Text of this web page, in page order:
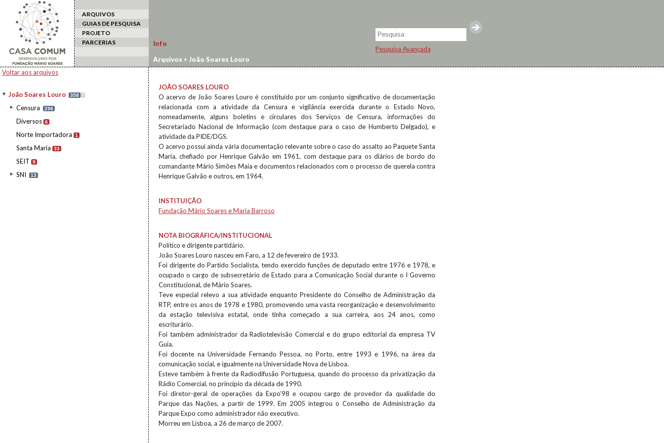
ARQUIVOS
GUIAS DE PESQUISA
PROJETO
PARCERIAS
Pesquisa Avançada
Voltar aos arquivos
João Soares Louro 358 I
Censura 296
Diversos 6
Norte Importadora 1
Santa Maria 33
SEIT 9
SNI 13
Info
Arquivos > João Soares Louro
JOÃO SOARES LOURO
O acervo de João Soares Louro é constituído por um conjunto significativo de documentação
relacionada com a atividade da Censura e vigilância exercida durante o Estado Novo,
nomeadamente, alguns boletins e circulares dos Serviços de Censura, informações do
Secretariado Nacional de Informação (com destaque para o caso de Humberto Delgado), e
atividade da PIDE/DGS.
O acervo possui ainda vária documentação relevante sobre o caso do assalto ao Paquete Santa
Maria, chefiado por Henrique Galvão em 1961, com destaque para os diários de bordo do
comandante Mário Simões Maia e documentos relacionados com o processo de querela contra
Henrique Galvão e outros, em 1964.
INSTITUIÇÃO
Fundação Mário Soares e Maria Barroso
NOTA BIOGRÁFICA/INSTITUCIONAL
Político e dirigente partidário.
João Soares Louro nasceu em Faro, a 12 de fevereiro de 1933.
Foi dirigente do Partido Socialista, tendo exercido funções de deputado entre 1976 e 1978, e
ocupado o cargo de subsecretário de Estado para a Comunicação Social durante o I Governo
Constitucional, de Mário Soares.
Teve especial relevo a sua atividade enquanto Presidente do Conselho de Administração da
RTP, entre os anos de 1978 e 1980, promovendo uma vasta reorganização e desenvolvimento
da estação televisiva estatal, onde tinha começado a sua carreira, aos 24 anos, como
escriturário.
Foi também administrador da Radiotelevisão Comercial e do grupo editorial da empresa TV
Guia.
Foi docente na Universidade Fernando Pessoa, no Porto, entre 1993 e 1996, na área da
comunicação social, e igualmente na Universidade Nova de Lisboa.
Esteve também à frente da Radiodifusão Portuguesa, quando do processo da privatização da
Rádio Comercial, no princípio da década de 1990.
Foi diretor-geral de operações da Expo’98 e ocupou cargo de provedor da qualidade do
Parque das Nações, a partir de 1999. Em 2005 integrou o Conselho de Administração da
Parque Expo como administrador não executivo.
Morreu em Lisboa, a 26 de março de 2007.